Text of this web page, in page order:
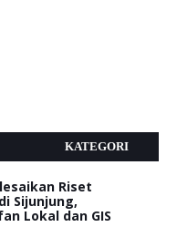
KATEGORI
Riset
Sijunjung,
Lokal dan GIS